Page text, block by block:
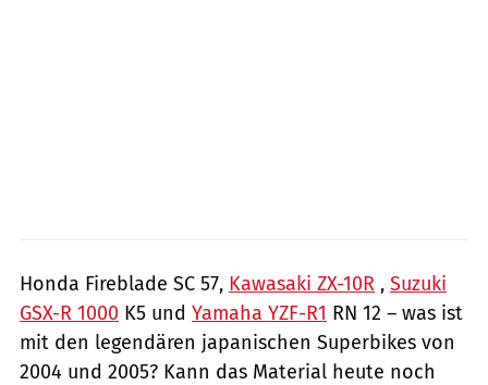
Honda Fireblade SC 57, Kawasaki ZX-10R , Suzuki
GSX-R 1000 K5 und Yamaha YZF-R1 RN 12 – was ist
mit den legendären japanischen Superbikes von
2004 und 2005? Kann das Material heute noch